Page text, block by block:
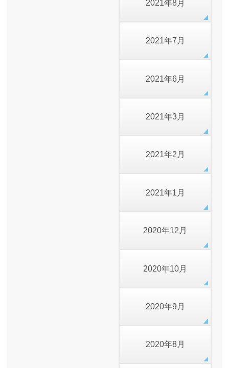
2021年8月
2021年7月
2021年6月
2021年3月
2021年2月
2021年1月
2020年12月
2020年10月
2020年9月
2020年8月